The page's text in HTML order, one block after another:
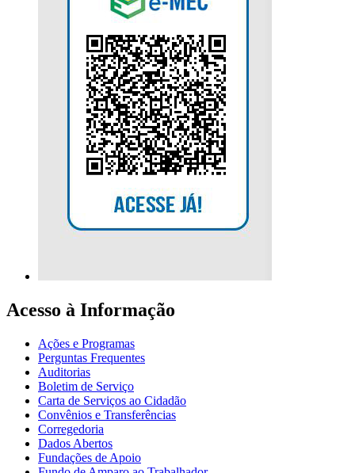
Acesso à Informação
Ações e Programas
Perguntas Frequentes
Auditorias
Boletim de Serviço
Carta de Serviços ao Cidadão
Convênios e Transferências
Corregedoria
Dados Abertos
Fundações de Apoio